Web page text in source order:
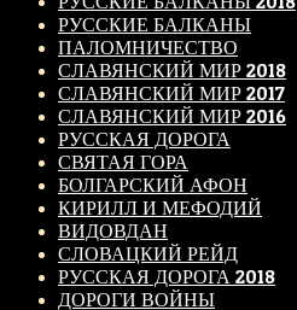
РУССКИЕ БАЛКАНЫ
ПАЛОМНИЧЕСТВО
СЛАВЯНСКИЙ МИР 2018
СЛАВЯНСКИЙ МИР 2017
СЛАВЯНСКИЙ МИР 2016
РУССКАЯ ДОРОГА
СВЯТАЯ ГОРА
БОЛГАРСКИЙ АФОН
КИРИЛЛ И МЕФОДИЙ
ВИДОВДАН
СЛОВАЦКИЙ РЕЙД
РУССКАЯ ДОРОГА 2018
ДОРОГИ ВОЙНЫ